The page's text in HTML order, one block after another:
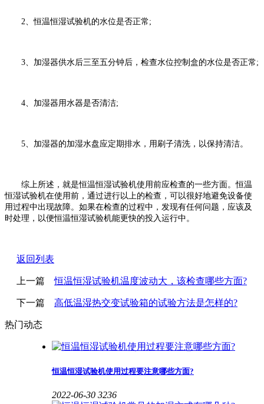
2、恒温恒湿试验机的水位是否正常;
3、加湿器供水后三至五分钟后，检查水位控制盒的水位是否正常;
4、加湿器用水器是否清洁;
5、加湿器的加湿水盘应定期排水，用刷子清洗，以保持清洁。
综上所述，就是恒温恒湿试验机使用前应检查的一些方面。恒温
恒湿试验机在使用前，通过进行以上的检查，可以很好地避免设备使
用过程中出现故障。如果在检查的过程中，发现有任何问题，应该及
时处理，以便恒温恒湿试验机能更快的投入运行中。
返回列表
上一篇恒温恒湿试验机温度波动大，该检查哪些方面?
下一篇 高低温湿热交变试验箱的试验方法是怎样的?
热门动态
恒温恒湿试验机使用过程要注意哪些方面?
2022-06-30 3236